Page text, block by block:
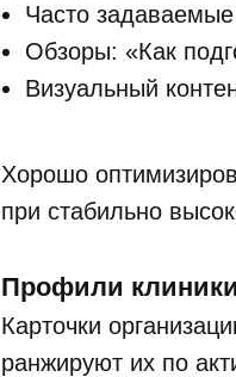
Часто
Обзоры: «Как
Визуальный
Хорошо
при стабильно
Профили
Карточки
ранжируют их по